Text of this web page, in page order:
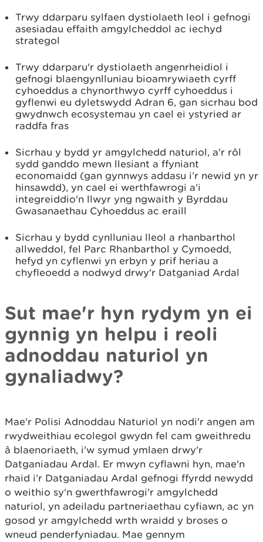
Trwy ddarparu sylfaen dystiolaeth leol i gefnogi
asesiadau effaith amgylcheddol ac iechyd
strategol
Trwy ddarparu'r dystiolaeth angenrheidiol i
gefnogi blaengynlluniau bioamrywiaeth cyrff
cyhoeddus a chynorthwyo cyrff cyhoeddus i
gyflenwi eu dyletswydd Adran 6, gan sicrhau bod
gwydnwch ecosystemau yn cael ei ystyried ar
raddfa fras
Sicrhau y bydd yr amgylchedd naturiol, a'r rôl
sydd ganddo mewn llesiant a ffyniant
economaidd (gan gynnwys addasu i’r newid yn yr
hinsawdd), yn cael ei werthfawrogi a'i
integreiddio'n llwyr yng ngwaith y Byrddau
Gwasanaethau Cyhoeddus ac eraill
Sicrhau y bydd cynlluniau lleol a rhanbarthol
allweddol, fel Parc Rhanbarthol y Cymoedd,
hefyd yn cyflenwi yn erbyn y prif heriau a
chyfleoedd a nodwyd drwy'r Datganiad Ardal
Sut mae'r hyn rydym yn ei
gynnig yn helpu i reoli
adnoddau naturiol yn
gynaliadwy?
Mae'r Polisi Adnoddau Naturiol yn nodi'r angen am
rwydweithiau ecolegol gwydn fel cam gweithredu
â blaenoriaeth, i'w symud ymlaen drwy'r
Datganiadau Ardal. Er mwyn cyflawni hyn, mae'n
rhaid i’r Datganiadau Ardal gefnogi ffyrdd newydd
o weithio sy'n gwerthfawrogi'r amgylchedd
naturiol, yn adeiladu partneriaethau cyfiawn, ac yn
gosod yr amgylchedd wrth wraidd y broses o
wneud penderfyniadau. Mae gennym